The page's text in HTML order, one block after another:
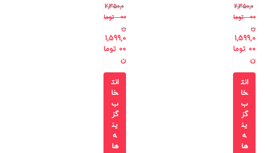
2,350,0
00
توما
ن
1,599,0
00 توما
ن
انت
خا
ب
گز
ین
ه
ها
2,350,0
00
توما
ن
1,599,0
00 توما
ن
انت
خا
ب
گز
ین
ه
ها